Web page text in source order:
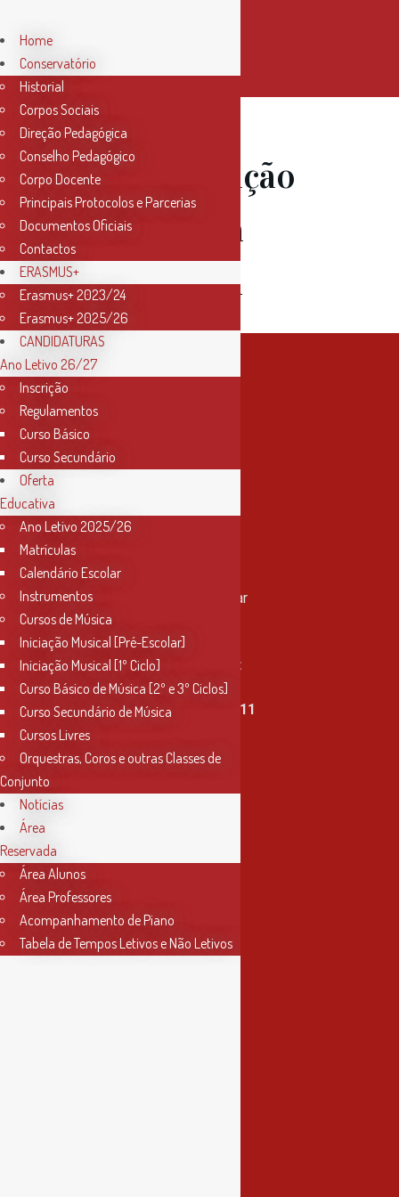
20 Jan
Audição
de Guitarra
Portuguesa
Contactos
Rua Miguel Bombarda, nº 4, 1º andar
2000-080 Santarém
info@conservatoriosantarem.pt
T. (+351) 915 335 478 / 913 890 411
Horário Secretaria
2ª, 3ª, 5ª e 6ª feira
das 9h às 17h30
4ª feira
das 9h às 13h
Home
Conservatório
Historial
Corpos Sociais
Direção Pedagógica
Conselho Pedagógico
Corpo Docente
Principais Protocolos e Parcerias
Documentos Oficiais
Contactos
ERASMUS+
Erasmus+ 2023/24
Erasmus+ 2025/26
CANDIDATURAS
Ano Letivo 26/27
Inscrição
Regulamentos
Curso Básico
Curso Secundário
Oferta
Educativa
Ano Letivo 2025/26
Matrículas
Calendário Escolar
Instrumentos
Cursos de Música
Iniciação Musical [Pré-Escolar]
Iniciação Musical [1º Ciclo]
Curso Básico de Música [2º e 3º Ciclos]
Curso Secundário de Música
Cursos Livres
Orquestras, Coros e outras Classes de
Conjunto
Notícias
Área
Reservada
Área Alunos
Área Professores
Acompanhamento de Piano
Tabela de Tempos Letivos e Não Letivos